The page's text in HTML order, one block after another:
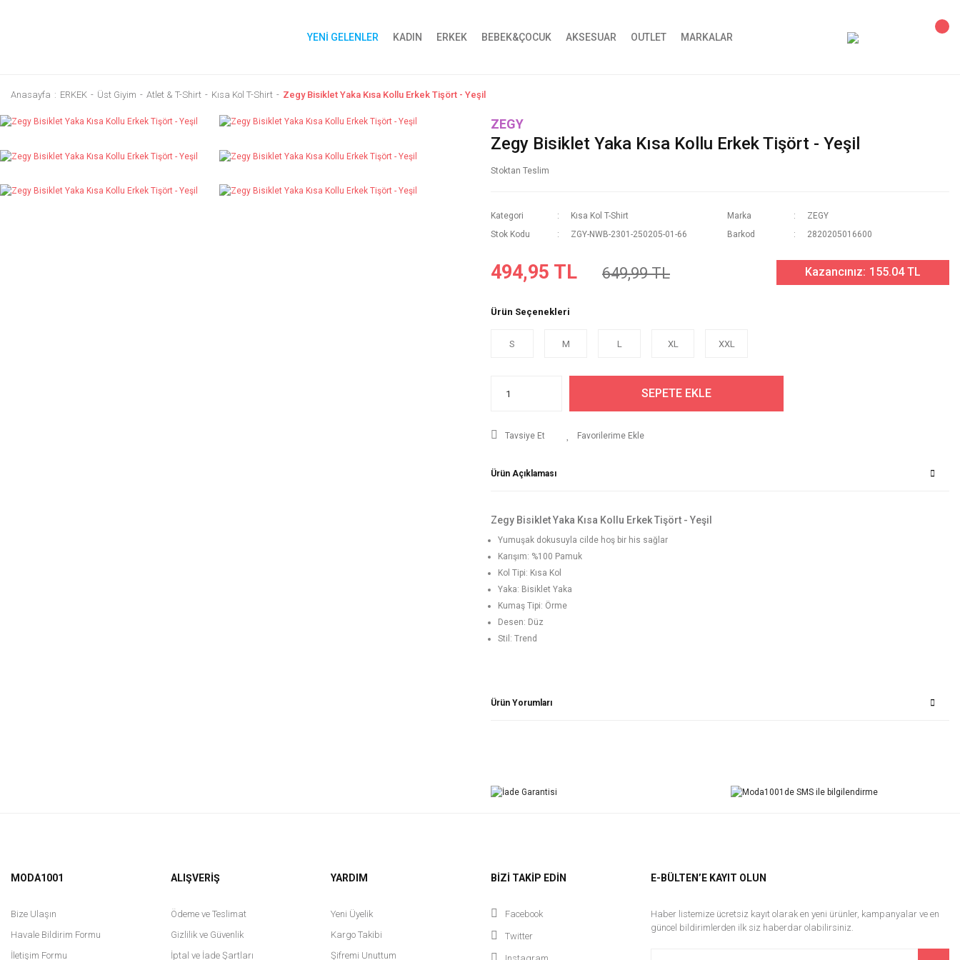
YENİ GELENLER KADIN ERKEK BEBEK&ÇOCUK AKSESUAR OUTLET MARKALAR
Anasayfa ERKEK Üst Giyim Atlet & T-Shirt Kısa Kol T-Shirt Zegy Bisiklet Yaka Kısa Kollu Erkek Tişört - Yeşil
ZEGY
Zegy Bisiklet Yaka Kısa Kollu Erkek Tişört - Yeşil
Stoktan Teslim
Kategori Kısa Kol T-Shirt Marka
ZEGY
Stok Kodu
ZGY-NWB-2301-250205-01-66 Barkod 2820205016600
494,95 TL 649,99 TL Kazancınız: 155.04 TL
Ürün Seçenekleri
S M L XL XXL
SEPETE EKLE
Tavsiye Et
Ürün Açıklaması
Zegy Bisiklet Yaka Kısa Kollu Erkek Tişört - Yeşil
Yumuşak dokusuyla cilde hoş bir his sağlar
Karışım: %100 Pamuk
Kol Tipi: Kısa Kol
Yaka: Bisiklet Yaka
Kumaş Tipi: Örme
Desen: Düz
Stil: Trend
Ürün Yorumları
Yorum Yaz
MODA1001
Bize Ulaşın
Havale Bildirim Formu
İletişim Formu
ALIŞVERİŞ
Ödeme ve Teslimat
Gizlilik ve Güvenlik
İptal ve İade Şartları
YARDIM
Yeni Üyelik
Kargo Takibi
Şifremi Unuttum
BİZİ TAKİP EDİN
Facebook
Twitter
E-BÜLTEN’E KAYIT OLUN
Haber listemize ücretsiz kayıt olarak en yeni ürünler, kampanyalar ve en
güncel bildirimlerden ilk siz haberdar olabilirsiniz.